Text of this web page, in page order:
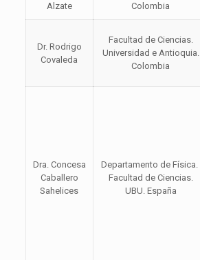
Alzate
Colombia
Dr. Rodrigo
Covaleda
Facultad de Ciencias.
Universidad e Antioquia.
Colombia
Dra. Concesa
Caballero
Sahelices
Departamento de Física.
Facultad de Ciencias.
UBU. España